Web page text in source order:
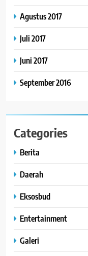
Agustus 2017
Juli 2017
Juni 2017
September 2016
Categories
Berita
Daerah
Eksosbud
Entertainment
Galeri